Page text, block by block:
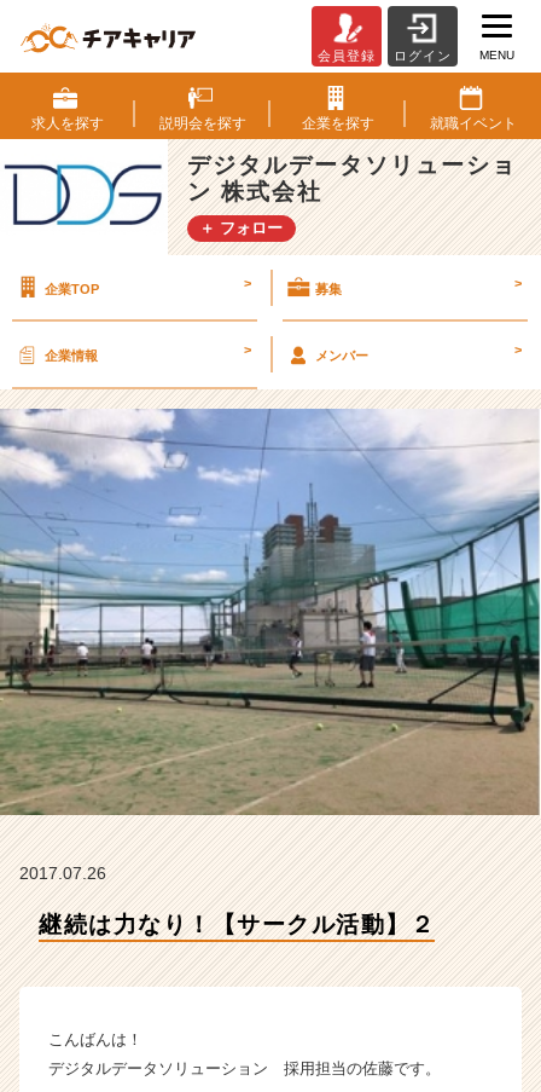
続
は
力
な
り！
【サ
ー
活
【デ
ジ
タ
ル
ー
ソ
リ
ュ
ー
シ
ョ
株
式
会
ム
ン
会員登録 ログイン MENU
求人を探す 説明会を探す 企業を探す 就職イベント
デジタルデータソリューショ
ン 株式会社
＋ フォロー
企業TOP > 募集 >
企業情報 > メンバー >
2017.07.26
継続は力なり！【サークル活動】２
こんばんは！
デジタルデータソリューション 採用担当の佐藤です。